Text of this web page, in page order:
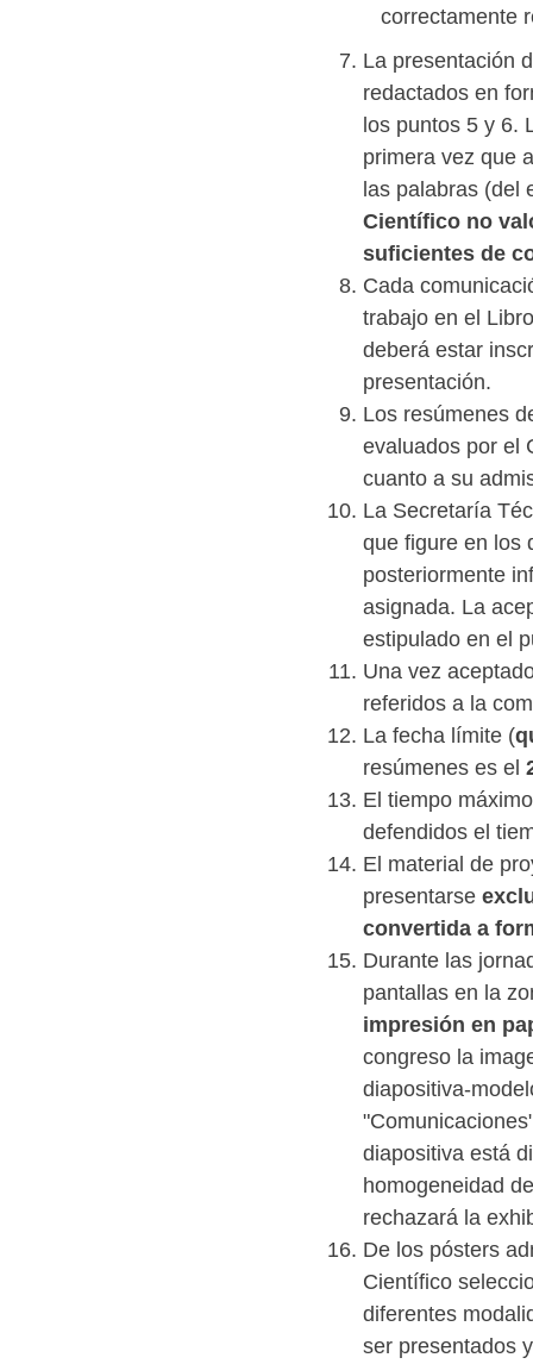
correctamente
La presentación
redactados en
los puntos 5 y 6.
primera vez que
las palabras (del
Científico no
suficientes de
Cada
trabajo en el
deberá estar
presentación.
Los resúmenes
evaluados por el
cuanto a su
La Secretaría
que figure en los
posteriormente
asignada. La
estipulado en el
Una vez
referidos a la
La fecha límite (
resúmenes es el
El tiempo
defendidos el
El material de
presentarse
convertida a
Durante las
pantallas en la
impresión en
congreso la
diapositiva-
diapositiva está
homogeneidad
rechazará la
De los pósters
Científico
diferentes
ser presentados